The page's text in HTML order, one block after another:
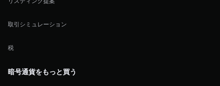
取引シミュレーション
税
暗号通貨をもっと買う